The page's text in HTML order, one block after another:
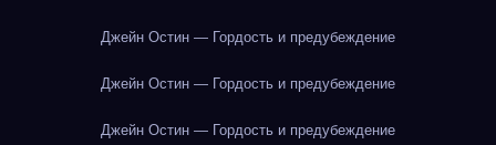
Джейн Остин — Гордость и предубеждение
Джейн Остин — Гордость и предубеждение
Джейн Остин — Гордость и предубеждение